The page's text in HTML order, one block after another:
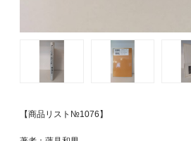
【商品リスト№1076】